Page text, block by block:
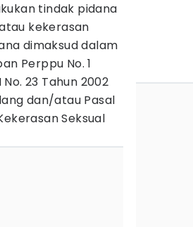
tindak pidana
kekerasan
dimaksud dalam
Perppu No. 1
23 Tahun 2002
dan/atau Pasal
Seksual